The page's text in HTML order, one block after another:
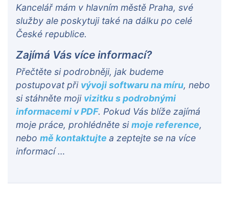
Kancelář mám v hlavním městě Praha, své
služby ale poskytuji také na dálku po celé
České republice.
Zajímá Vás více informací?
Přečtěte si podrobněji, jak budeme
postupovat při vývoji softwaru na míru, nebo
si stáhněte moji vizitku s podrobnými
informacemi v PDF. Pokud Vás blíže zajímá
moje práce, prohlédněte simoje reference,
nebo mě kontaktujte a zeptejte se na více
informací …